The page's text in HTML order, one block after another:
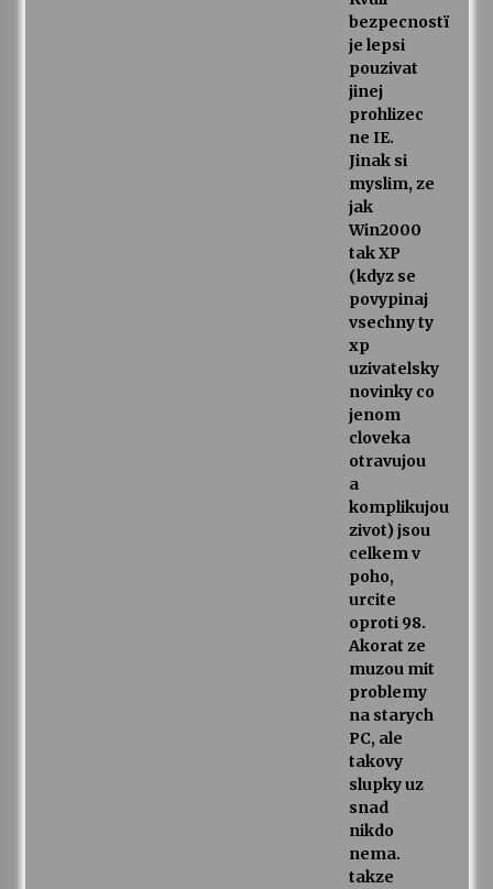
bezpecnostï
je lepsi
pouzivat
jinej
prohlizec
ne IE.
Jinak si
myslim, ze
jak
Win2000
tak XP
(kdyz se
povypinaj
vsechny ty
xp
uzivatelsky
novinky co
jenom
cloveka
otravujou
a
komplikujou
zivot) jsou
celkem v
poho,
urcite
oproti 98.
Akorat ze
muzou mit
problemy
na starych
PC, ale
takovy
slupky uz
snad
nikdo
nema.
takze